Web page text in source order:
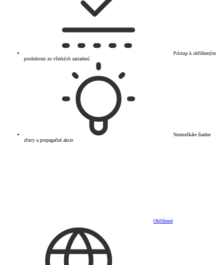
Prístup k obľúbeným
produktom zo všetkých zariadení
Nezmeškáte žiadne
zľavy a propagačné akcie
Obľúbené